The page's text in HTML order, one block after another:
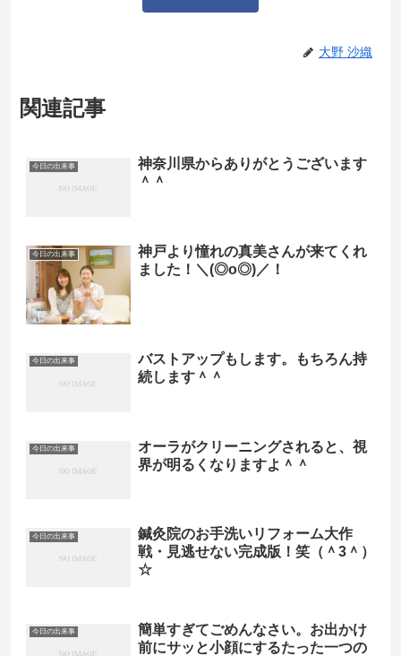
大野 沙織
関連記事
今日の出来事
神奈川県からありがとうございます
＾＾
今日の出来事
神戸より憧れの真美さんが来てくれ
ました！＼(◎o◎)／！
今日の出来事
バストアップもします。もちろん持
続します＾＾
今日の出来事
オーラがクリーニングされると、視
界が明るくなりますよ＾＾
今日の出来事
鍼灸院のお手洗いリフォーム大作
戦・見逃せない完成版！笑（＾3＾）
☆
今日の出来事
簡単すぎてごめんなさい。お出かけ
前にサッと小顔にするたった一つの